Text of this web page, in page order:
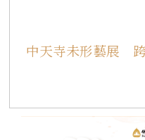
和副院長妙廣法師
賜、林俊賢和黃大
事長吳寶結等。
中天寺未形藝展